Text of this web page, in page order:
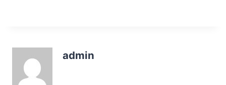
admin